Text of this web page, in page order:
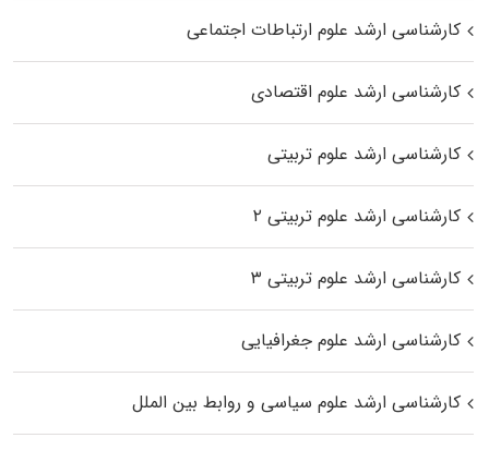
کارشناسی ارشد علوم ارتباطات اجتماعی
کارشناسی ارشد علوم اقتصادی
کارشناسی ارشد علوم تربیتی
کارشناسی ارشد علوم تربیتی ۲
کارشناسی ارشد علوم تربیتی ۳
کارشناسی ارشد علوم جغرافیایی
کارشناسی ارشد علوم سیاسی و روابط بین الملل